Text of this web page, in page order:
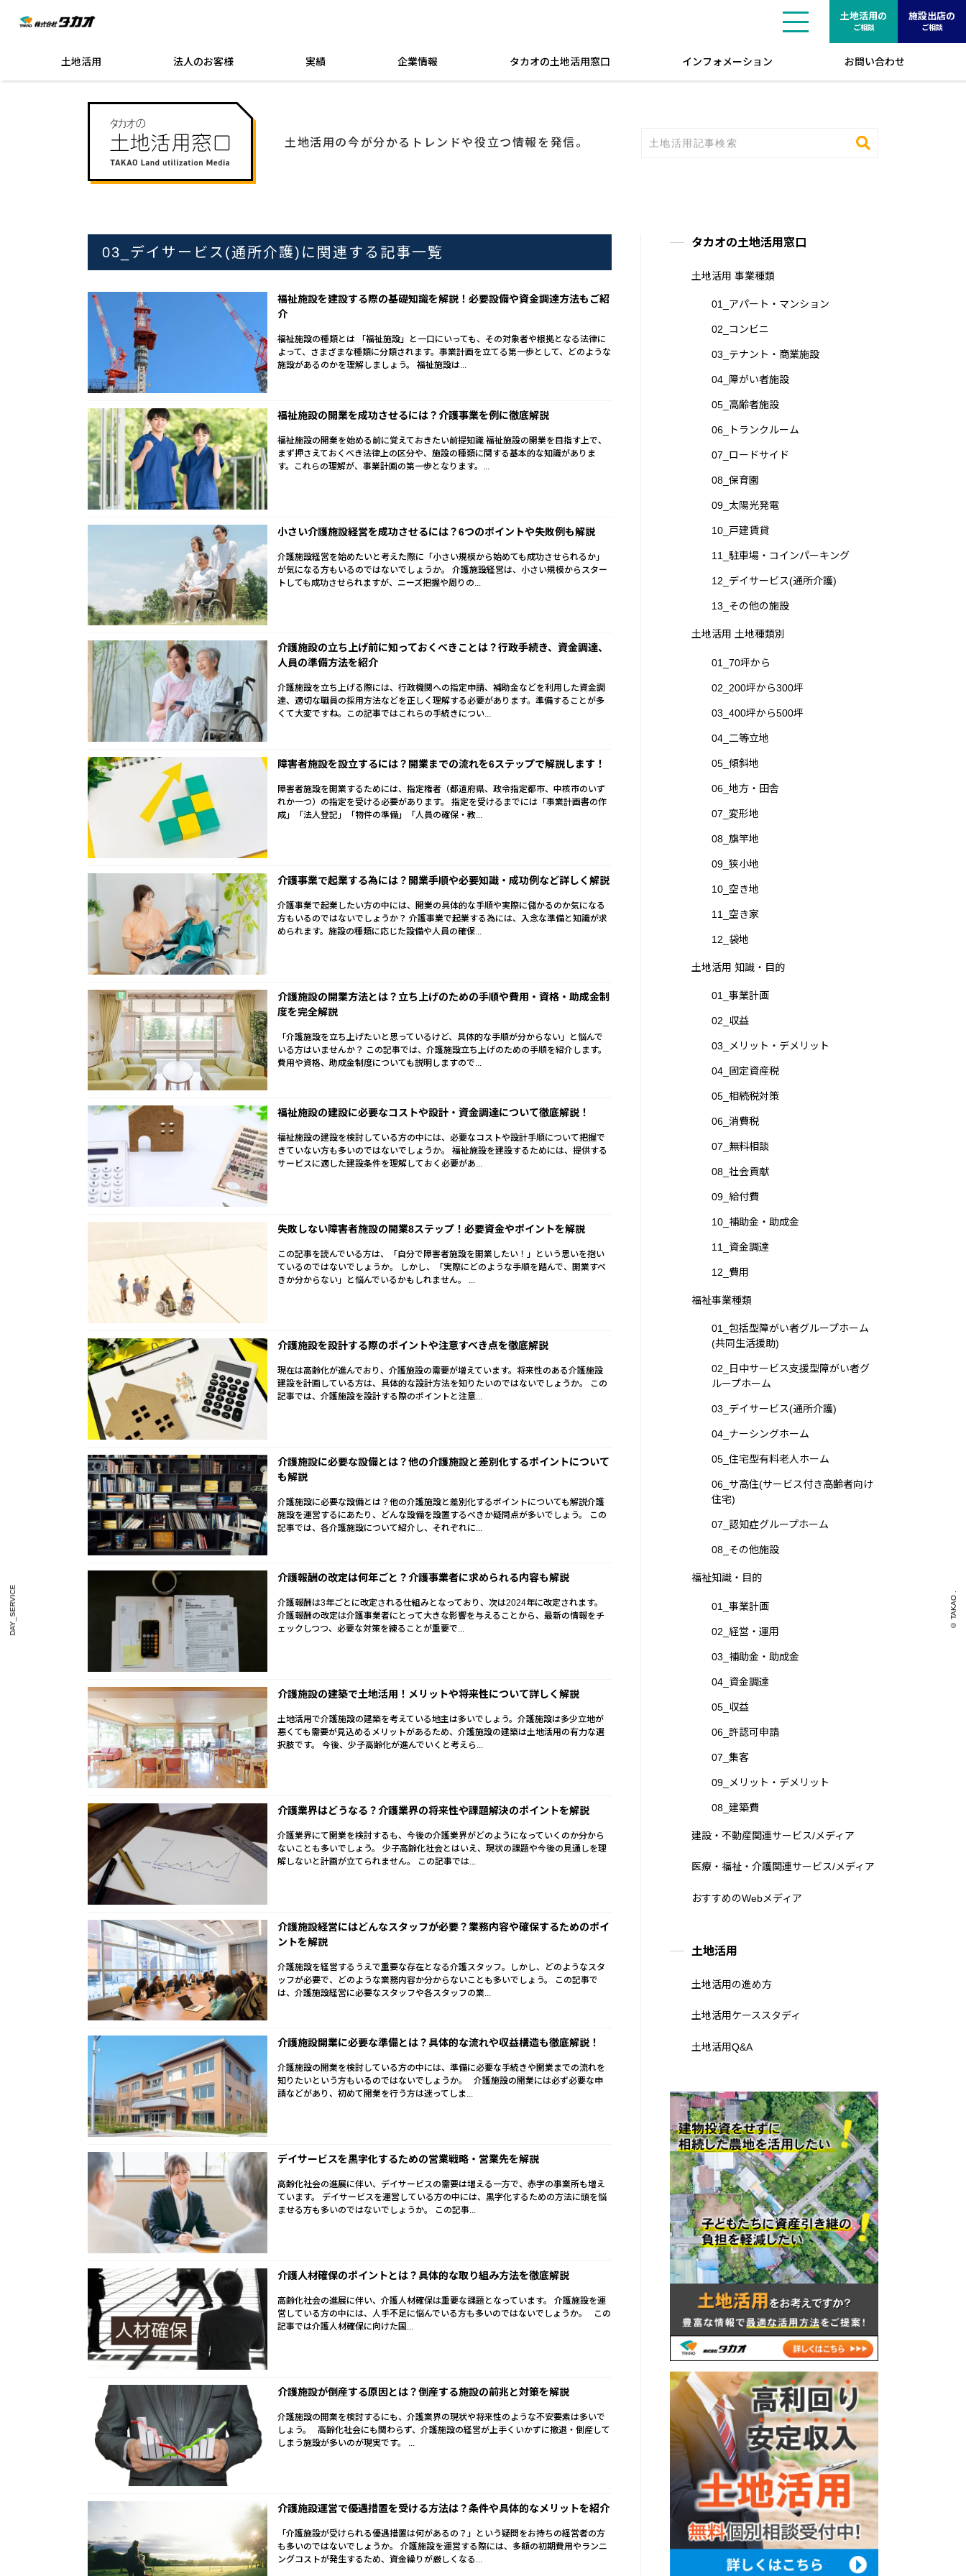
土地活用の
ご相談
施設出店の
ご相談
土地活用 法人のお客様 実績 企業情報 タカオの土地活用窓口 インフォメーション お問い合わせ
土地活用の今が分かるトレンドや役立つ情報を発信。
DAY_SERVICE
03_デイサービス(通所介護)に関連する記事一覧
福祉施設を建設する際の基礎知識を解説！必要設備や資金調達方法もご紹
介
福祉施設の種類とは 「福祉施設」と一口にいっても、その対象者や根拠となる法律に
よって、さまざまな種類に分類されます。事業計画を立てる第一歩として、どのような
施設があるのかを理解しましょう。 福祉施設は...
福祉施設の開業を成功させるには？介護事業を例に徹底解説
福祉施設の開業を始める前に覚えておきたい前提知識 福祉施設の開業を目指す上で、
まず押さえておくべき法律上の区分や、施設の種類に関する基本的な知識がありま
す。これらの理解が、事業計画の第一歩となります。...
小さい介護施設経営を成功させるには？6つのポイントや失敗例も解説
介護施設経営を始めたいと考えた際に「小さい規模から始めても成功させられるか」
が気になる方もいるのではないでしょうか。 介護施設経営は、小さい規模からスター
トしても成功させられますが、ニーズ把握や周りの...
介護施設の立ち上げ前に知っておくべきことは？行政手続き、資金調達、
人員の準備方法を紹介
介護施設を立ち上げる際には、行政機関への指定申請、補助金などを利用した資金調
達、適切な職員の採用方法などを正しく理解する必要があります。準備することが多
くて大変ですね。この記事ではこれらの手続きについ...
障害者施設を設立するには？開業までの流れを6ステップで解説します！
障害者施設を開業するためには、指定権者（都道府県、政令指定都市、中核市のいず
れか一つ）の指定を受ける必要があります。 指定を受けるまでには「事業計画書の作
成」「法人登記」「物件の準備」「人員の確保・教...
介護事業で起業する為には？開業手順や必要知識・成功例など詳しく解説
介護事業で起業したい方の中には、開業の具体的な手順や実際に儲かるのか気になる
方もいるのではないでしょうか？ 介護事業で起業する為には、入念な準備と知識が求
められます。施設の種類に応じた設備や人員の確保...
介護施設の開業方法とは？立ち上げのための手順や費用・資格・助成金制
度を完全解説
「介護施設を立ち上げたいと思っているけど、具体的な手順が分からない」と悩んで
いる方はいませんか？ この記事では、介護施設立ち上げのための手順を紹介します。
費用や資格、助成金制度についても説明しますので...
福祉施設の建設に必要なコストや設計・資金調達について徹底解説！
福祉施設の建設を検討している方の中には、必要なコストや設計手順について把握で
きていない方も多いのではないでしょうか。 福祉施設を建設するためには、提供する
サービスに適した建設条件を理解しておく必要があ...
失敗しない障害者施設の開業8ステップ！必要資金やポイントを解説
この記事を読んでいる方は、「自分で障害者施設を開業したい！」という思いを抱い
ているのではないでしょうか。 しかし、「実際にどのような手順を踏んで、開業すべ
きか分からない」と悩んでいるかもしれません。 ...
介護施設を設計する際のポイントや注意すべき点を徹底解説
現在は高齢化が進んでおり、介護施設の需要が増えています。将来性のある介護施設
建設を計画している方は、具体的な設計方法を知りたいのではないでしょうか。 この
記事では、介護施設を設計する際のポイントと注意...
介護施設に必要な設備とは？他の介護施設と差別化するポイントについて
も解説
介護施設に必要な設備とは？他の介護施設と差別化するポイントについても解説介護
施設を運営するにあたり、どんな設備を設置するべきか疑問点が多いでしょう。 この
記事では、各介護施設について紹介し、それぞれに...
介護報酬の改定は何年ごと？介護事業者に求められる内容も解説
介護報酬は3年ごとに改定される仕組みとなっており、次は2024年に改定されます。
介護報酬の改定は介護事業者にとって大きな影響を与えることから、最新の情報をチ
ェックしつつ、必要な対策を練ることが重要で...
介護施設の建築で土地活用！メリットや将来性について詳しく解説
土地活用で介護施設の建築を考えている地主は多いでしょう。介護施設は多少立地が
悪くても需要が見込めるメリットがあるため、介護施設の建築は土地活用の有力な選
択肢です。 今後、少子高齢化が進んでいくと考えら...
介護業界はどうなる？介護業界の将来性や課題解決のポイントを解説
介護業界にて開業を検討するも、今後の介護業界がどのようになっていくのか分から
ないことも多いでしょう。 少子高齢化社会とはいえ、現状の課題や今後の見通しを理
解しないと計画が立てられません。 この記事では...
介護施設経営にはどんなスタッフが必要？業務内容や確保するためのポイ
ントを解説
介護施設を経営するうえで重要な存在となる介護スタッフ。しかし、どのようなスタ
ッフが必要で、どのような業務内容か分からないことも多いでしょう。 この記事で
は、介護施設経営に必要なスタッフや各スタッフの業...
介護施設開業に必要な準備とは？具体的な流れや収益構造も徹底解説！
介護施設の開業を検討している方の中には、準備に必要な手続きや開業までの流れを
知りたいという方もいるのではないでしょうか。 介護施設の開業には必ず必要な申
請などがあり、初めて開業を行う方は迷ってしま...
デイサービスを黒字化するための営業戦略・営業先を解説
高齢化社会の進展に伴い、デイサービスの需要は増える一方で、赤字の事業所も増え
ています。 デイサービスを運営している方の中には、黒字化するための方法に頭を悩
ませる方も多いのではないでしょうか。 この記事...
介護人材確保のポイントとは？具体的な取り組み方法を徹底解説
高齢化社会の進展に伴い、介護人材確保は重要な課題となっています。 介護施設を運
営している方の中には、人手不足に悩んでいる方も多いのではないでしょうか。 この
記事では介護人材確保に向けた国...
介護施設が倒産する原因とは？倒産する施設の前兆と対策を解説
介護施設の開業を検討するにも、介護業界の現状や将来性のような不安要素は多いで
しょう。 高齢化社会にも関わらず、介護施設の経営が上手くいかずに撤退・倒産して
しまう施設が多いのが現実です。 ...
介護施設運営で優遇措置を受ける方法は？条件や具体的なメリットを紹介
「介護施設が受けられる優遇措置は何があるの？」という疑問をお持ちの経営者の方
も多いのではないでしょうか。 介護施設を運営する際には、多額の初期費用やランニ
ングコストが発生するため、資金繰りが厳しくなる...
タカオの土地活用窓口
土地活用 事業種類
01_アパート・マンション
02_コンビニ
03_テナント・商業施設
04_障がい者施設
05_高齢者施設
06_トランクルーム
07_ロードサイド
08_保育園
09_太陽光発電
10_戸建賃貸
11_駐車場・コインパーキング
12_デイサービス(通所介護)
13_その他の施設
土地活用 土地種類別
01_70坪から
02_200坪から300坪
03_400坪から500坪
04_二等立地
05_傾斜地
06_地方・田舎
07_変形地
08_旗竿地
09_狭小地
10_空き地
11_空き家
12_袋地
土地活用 知識・目的
01_事業計画
02_収益
03_メリット・デメリット
04_固定資産税
05_相続税対策
06_消費税
07_無料相談
08_社会貢献
09_給付費
10_補助金・助成金
11_資金調達
12_費用
福祉事業種類
01_包括型障がい者グループホーム
(共同生活援助)
02_日中サービス支援型障がい者グ
ループホーム
03_デイサービス(通所介護)
04_ナーシングホーム
05_住宅型有料老人ホーム
06_サ高住(サービス付き高齢者向け
住宅)
07_認知症グループホーム
08_その他施設
福祉知識・目的
01_事業計画
02_経営・運用
03_補助金・助成金
04_資金調達
05_収益
06_許認可申請
07_集客
09_メリット・デメリット
08_建築費
建設・不動産関連サービス/メディア
医療・福祉・介護関連サービス/メディア
おすすめのWebメディア
土地活用
土地活用の進め方
土地活用ケーススタディ
土地活用Q&A
© TAKAO .